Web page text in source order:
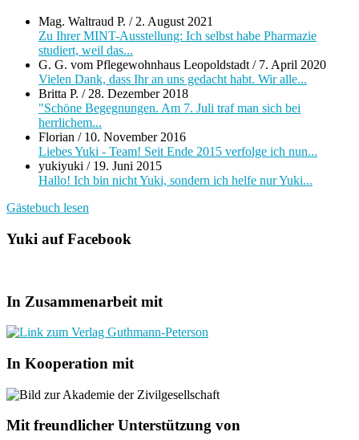
Mag. Waltraud P. /2. August 2021
Zu Ihrer MINT-Ausstellung: Ich selbst habe Pharmazie
studiert, weil das...
G. G. vom Pflegewohnhaus Leopoldstadt/ 7. April 2020
Vielen Dank, dass Ihr an uns gedacht habt. Wir alle...
Britta P. /28. Dezember 2018
"Schöne Begegnungen. Am 7. Juli traf man sich bei
herrlichem...
Florian / 10. November 2016
Liebes Yuki - Team! Seit Ende 2015 verfolge ich nun...
yukiyuki / 19. Juni 2015
Hallo! Ich bin nicht Yuki, sondern ich helfe nur Yuki...
Gästebuch lesen
Yuki auf Facebook
In Zusammenarbeit mit
In Kooperation mit
Mit freundlicher Unterstützung von